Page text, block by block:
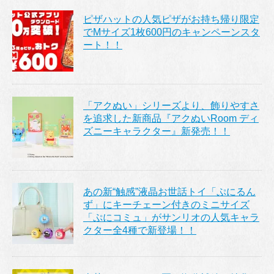
ピザハットの人気ピザがお持ち帰り限定
でMサイズ1枚600円のキャンペーンスタ
ート！！
「アクぬい」シリーズより、飾りやすさ
を追求した新商品『アクぬいRoom ディ
ズニーキャラクター』新発売！！
あの新“触感”液晶お世話トイ「ぷにるん
ず」にキーチェーン付きのミニサイズ
「ぷにコミュ」がサンリオの人気キャラ
クター全4種で新登場！！